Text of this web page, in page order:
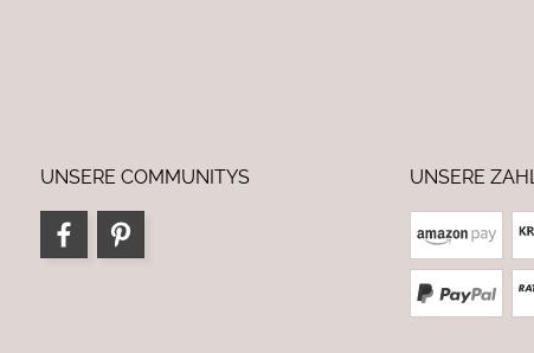
UNSERE COMMUNITYS UNSERE